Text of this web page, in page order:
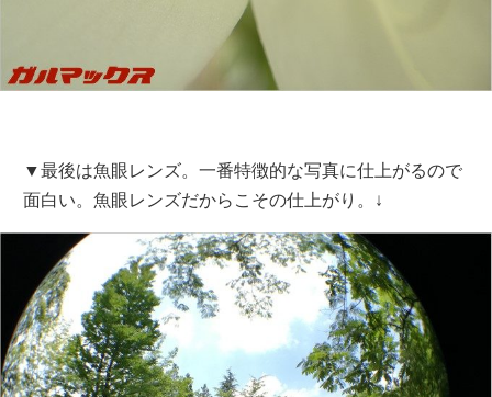
▼最後は魚眼レンズ。一番特徴的な写真に仕上がるので
面白い。魚眼レンズだからこその仕上がり。↓